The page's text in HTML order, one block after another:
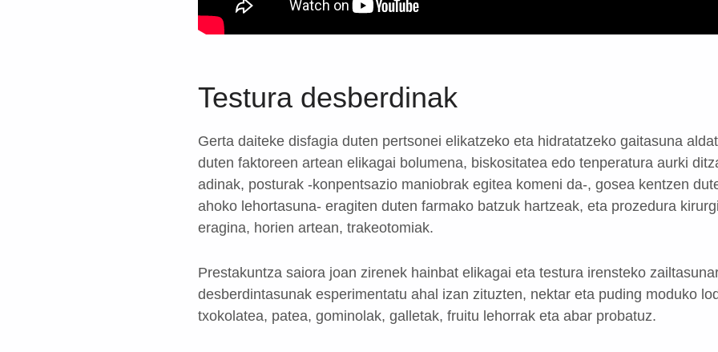
Testura desberdinak
Gerta daiteke disfagia duten pertsonei elikatzeko eta hidratatzeko gaitasuna
duten faktoreen artean elikagai bolumena, biskositatea edo tenperatura aurki
adinak, posturak -konpentsazio maniobrak egitea komeni da-, gosea kentzen
ahoko lehortasuna- eragiten duten farmako batzuk hartzeak, eta prozedura
eragina, horien artean, trakeotomiak.
Prestakuntza saiora joan zirenek hainbat elikagai eta testura irensteko
desberdintasunak esperimentatu ahal izan zituzten, nektar eta puding moduko
txokolatea, patea, gominolak, galletak, fruitu lehorrak eta abar probatuz.